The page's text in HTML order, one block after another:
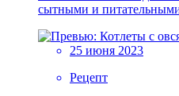
сытными и
25 июня 2023
Рецепт